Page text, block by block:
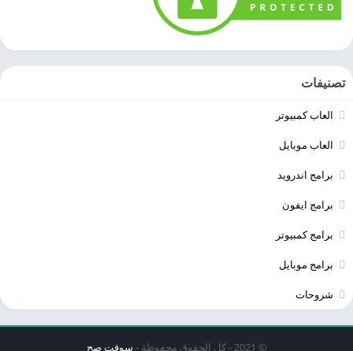
تصنيفات
العاب كمبيوتر
العاب موبايل
برامج اندرويد
برامج ايفون
برامج كمبيوتر
برامج موبايل
شروحات
© 2021 - كل الحقوق محفوظة - سوفت صح